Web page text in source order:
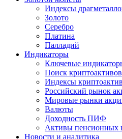
Индексы
Золото
Серебро
Платина
Палладий
Индикаторы
Ключевые
Поиск криптоактивов
Индексы
Российский рынок
Мировые рынки
Валюты
Доходность ПИФ
Активы пенсионных
Новости и аналитика